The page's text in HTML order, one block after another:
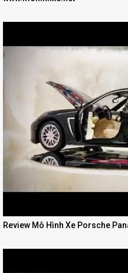
Review Mô Hình Xe Porsche